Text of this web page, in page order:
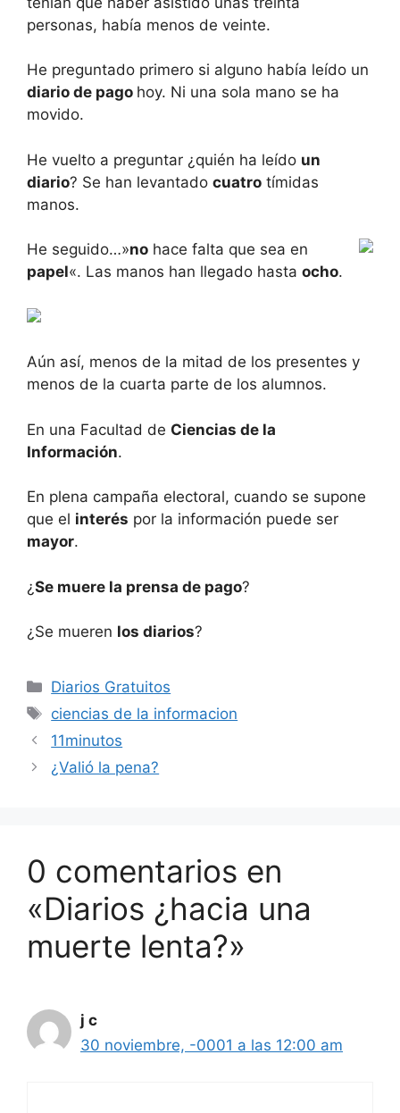
personas, había menos de veinte.
He preguntado primero si alguno había leído un
diario de pago hoy. Ni una sola mano se ha
movido.
He vuelto a preguntar ¿quién ha leído un
diario? Se han levantado cuatro tímidas
manos.
He seguido…»no hace falta que sea en
papel«. Las manos han llegado hasta ocho.
Aún así, menos de la mitad de los presentes y
menos de la cuarta parte de los alumnos.
En una Facultad de Ciencias de la
Información.
En plena campaña electoral, cuando se supone
que el interés por la información puede ser
mayor.
¿Se muere la prensa de pago?
¿Se mueren los diarios?
Categorías
Diarios Gratuitos
Etiquetas
ciencias de la informacion
11minutos
¿Valió la pena?
0 comentarios en
«Diarios ¿hacia una
muerte lenta?»
j c
30 noviembre, -0001 a las 12:00 am